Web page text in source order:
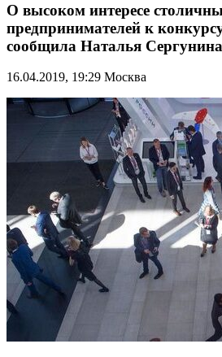
О высоком интересе
предпринимателей к
сообщила Наталья Сергунина
16.04.2019, 19:29 Москва